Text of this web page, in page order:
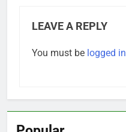
LEAVE A REPLY
You must be logged in